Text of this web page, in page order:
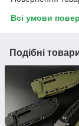
Всі умови
Подібні